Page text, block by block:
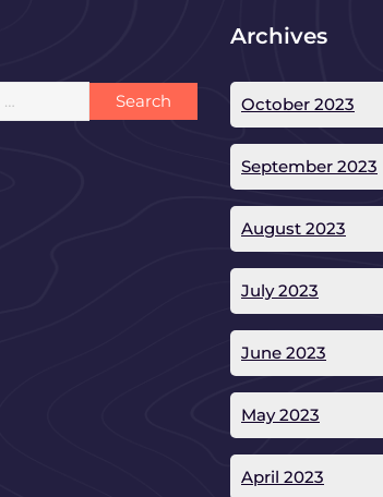
Archives
October 2023
September 2023
August 2023
July 2023
June 2023
May 2023
April 2023